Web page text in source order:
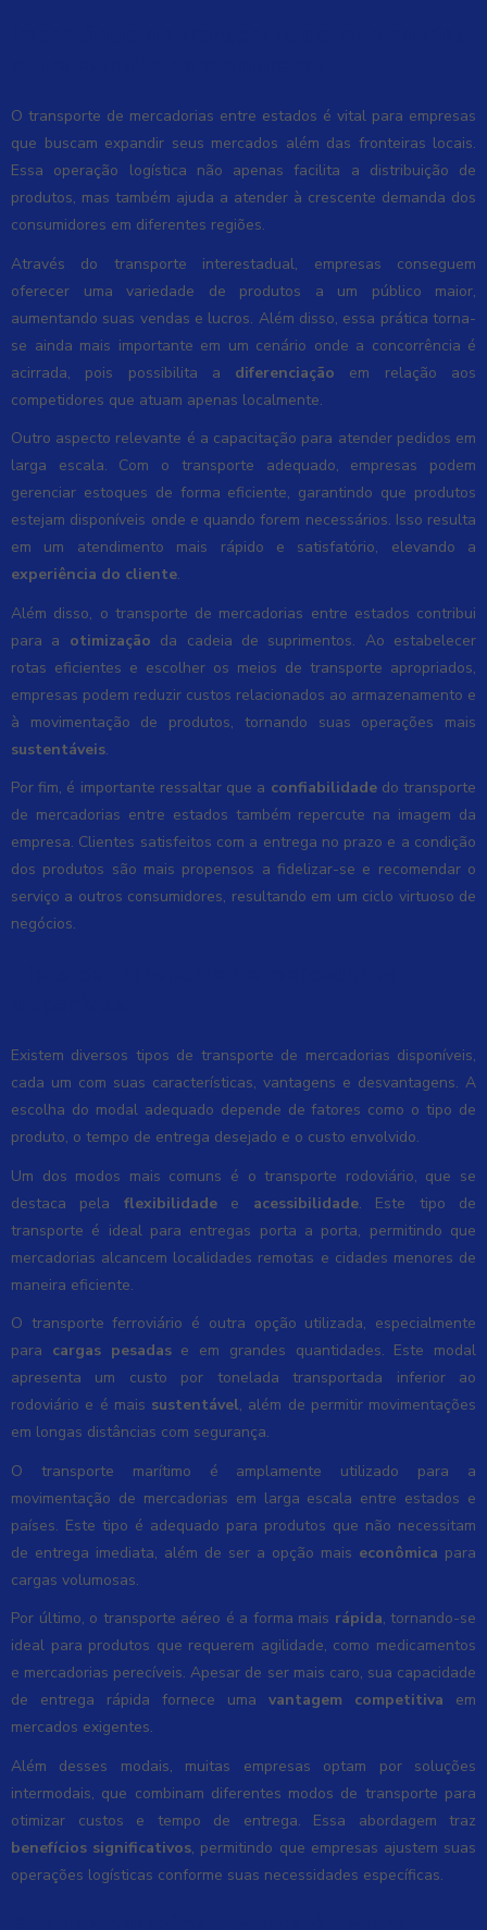
O transporte de mercadorias entre estados é vital para empresas
que buscam expandir seus mercados além das fronteiras locais.
Essa operação logística não apenas facilita a distribuição de
produtos, mas também ajuda a atender à crescente demanda dos
consumidores em diferentes regiões.
Através do transporte interestadual, empresas conseguem
oferecer uma variedade de produtos a um público maior,
aumentando suas vendas e lucros. Além disso, essa prática torna-
se ainda mais importante em um cenário onde a concorrência é
acirrada, pois possibilita a diferenciação em relação aos
competidores que atuam apenas localmente.
Outro aspecto relevante é a capacitação para atender pedidos em
larga escala. Com o transporte adequado, empresas podem
gerenciar estoques de forma eficiente, garantindo que produtos
estejam disponíveis onde e quando forem necessários. Isso resulta
em um atendimento mais rápido e satisfatório, elevando a
experiência do cliente.
Além disso, o transporte de mercadorias entre estados contribui
para a otimização da cadeia de suprimentos. Ao estabelecer
rotas eficientes e escolher os meios de transporte apropriados,
empresas podem reduzir custos relacionados ao armazenamento e
à movimentação de produtos, tornando suas operações mais
sustentáveis.
Por fim, é importante ressaltar que a confiabilidadedo transporte
de mercadorias entre estados também repercute na imagem da
empresa. Clientes satisfeitos com a entrega no prazo e a condição
dos produtos são mais propensos a fidelizar-se e recomendar o
serviço a outros consumidores, resultando em um ciclo virtuoso de
negócios.
Existem diversos tipos de transporte de mercadorias disponíveis,
cada um com suas características, vantagens e desvantagens. A
escolha do modal adequado depende de fatores como o tipo de
produto, o tempo de entrega desejado e o custo envolvido.
Um dos modos mais comuns é o transporte rodoviário, que se
destaca pela flexibilidadee acessibilidade. Este tipo de
transporte é ideal para entregas porta a porta, permitindo que
mercadorias alcancem localidades remotas e cidades menores de
maneira eficiente.
O transporte ferroviário é outra opção utilizada, especialmente
para cargas pesadase em grandes quantidades. Este modal
apresenta um custo por tonelada transportada inferior ao
rodoviário e é mais sustentável, além de permitir movimentações
em longas distâncias com segurança.
O transporte marítimo é amplamente utilizado para a
movimentação de mercadorias em larga escala entre estados e
países. Este tipo é adequado para produtos que não necessitam
de entrega imediata, além de ser a opção mais econômica para
cargas volumosas.
Por último, o transporte aéreo é a forma mais rápida, tornando-se
ideal para produtos que requerem agilidade, como medicamentos
e mercadorias perecíveis. Apesar de ser mais caro, sua capacidade
de entrega rápida fornece uma vantagem competitiva em
mercados exigentes.
Além desses modais, muitas empresas optam por soluções
intermodais, que combinam diferentes modos de transporte para
otimizar custos e tempo de entrega. Essa abordagem traz
benefícios significativos, permitindo que empresas ajustem suas
operações logísticas conforme suas necessidades específicas.